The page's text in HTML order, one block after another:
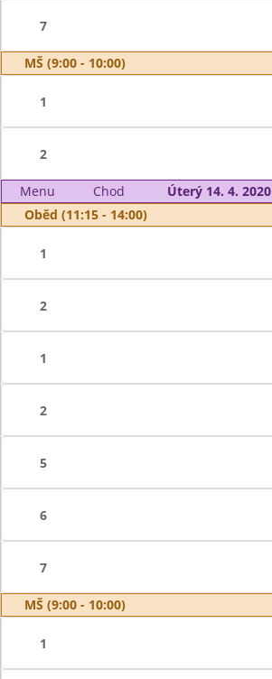
7
MŠ (9:00 - 10:00)
1
2
Menu Chod
Úterý 14. 4. 2020
Oběd (11:15 - 14:00)
1
2
1
2
5
6
7
MŠ (9:00 - 10:00)
1